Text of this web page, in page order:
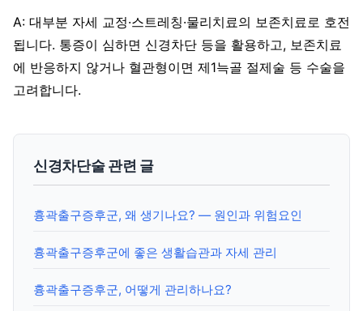
A: 대부분 자세 교정·스트레칭·물리치료의 보존치료로 호전
됩니다. 통증이 심하면 신경차단 등을 활용하고, 보존치료
에 반응하지 않거나 혈관형이면 제1늑골 절제술 등 수술을
고려합니다.
신경차단술 관련 글
흉곽출구증후군, 왜 생기나요? — 원인과 위험요인
흉곽출구증후군에 좋은 생활습관과 자세 관리
흉곽출구증후군, 어떻게 관리하나요?